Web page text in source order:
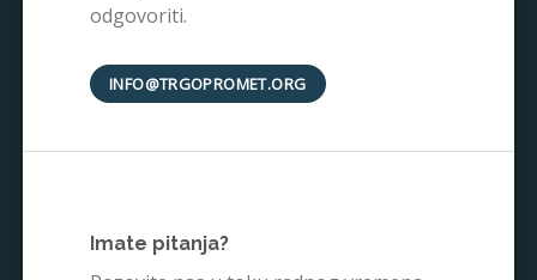
odgovoriti.
INFO@TRGOPROMET.ORG
Imate pitanja?